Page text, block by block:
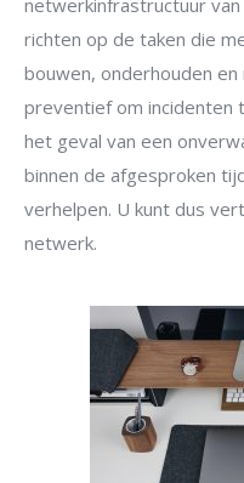
netwerkinfrastructuur
richten op de taken die
bouwen, onderhouden
preventief om incidenten
het geval van een
binnen de afgesproken
verhelpen. U kunt dus
netwerk.